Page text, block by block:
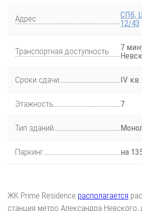
Адрес
СПб,
12/43
Транспортная доступность
7
Сроки сдачи IV
Этажность 7
Тип зданий
Паркинг на
ЖК Prime Residence располагается
станция метро Александра